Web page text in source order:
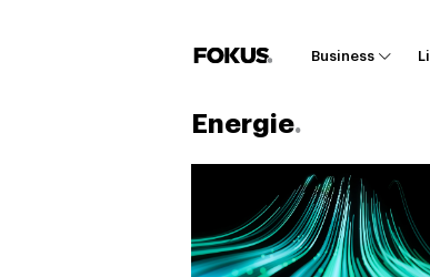
Business
Energie